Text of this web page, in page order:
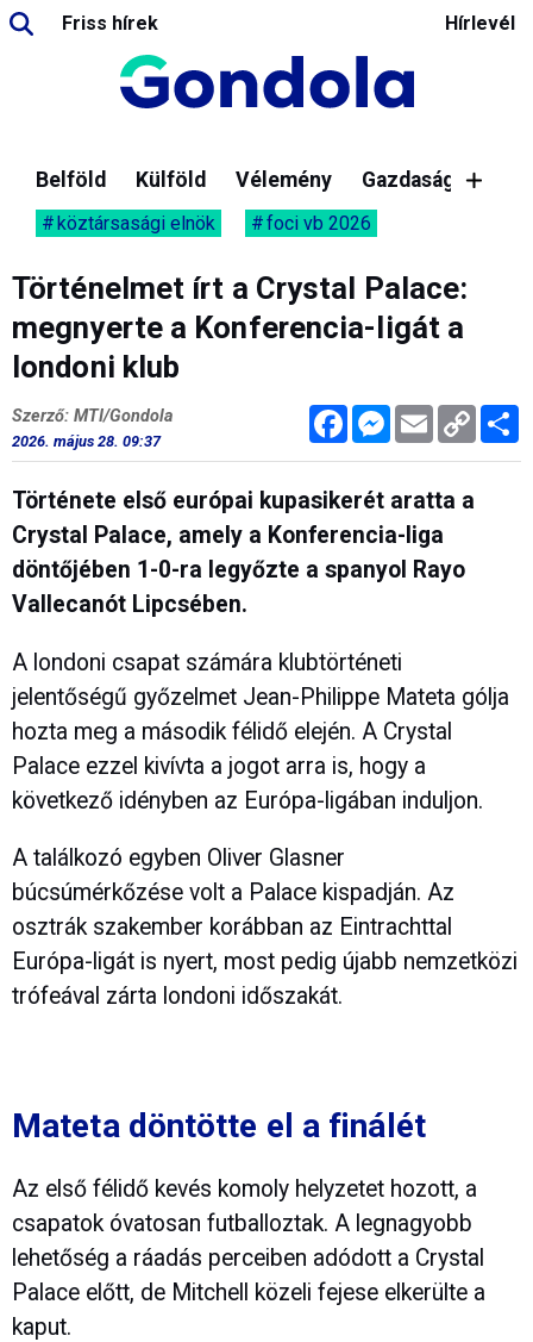
Friss hírek Hírlevél
Belföld Külföld Vélemény Gazdaság
köztársasági elnök foci vb 2026
Történelmet írt a Crystal Palace:
megnyerte a Konferencia-ligát a
londoni klub
FacebookMessenger
Email Copy
Link
Szerző: MTI/Gondola
2026. május 28. 09:37
Története első európai kupasikerét aratta a
Crystal Palace, amely a Konferencia-liga
döntőjében 1-0-ra legyőzte a spanyol Rayo
Vallecanót Lipcsében.
A londoni csapat számára klubtörténeti
jelentőségű győzelmet Jean-Philippe Mateta gólja
hozta meg a második félidő elején. A Crystal
Palace ezzel kivívta a jogot arra is, hogy a
következő idényben az Európa-ligában induljon.
A találkozó egyben Oliver Glasner
búcsúmérkőzése volt a Palace kispadján. Az
osztrák szakember korábban az Eintrachttal
Európa-ligát is nyert, most pedig újabb nemzetközi
trófeával zárta londoni időszakát.
Mateta döntötte el a finálét
Az első félidő kevés komoly helyzetet hozott, a
csapatok óvatosan futballoztak. A legnagyobb
lehetőség a ráadás perceiben adódott a Crystal
Palace előtt, de Mitchell közeli fejese elkerülte a
kaput.